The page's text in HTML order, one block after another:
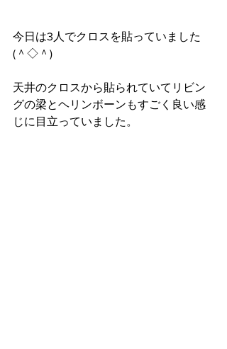
今日は3人でクロスを貼っていました
(＾◇＾)
天井のクロスから貼られていてリビン
グの梁とヘリンボーンもすごく良い感
じに目立っていました。